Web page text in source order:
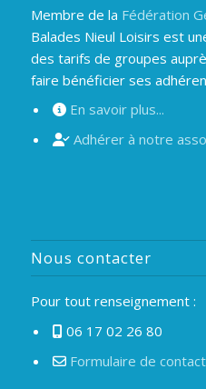
Membre de la Fédération
Balades Nieul Loisirs est
des tarifs de groupes
faire bénéficier ses
En savoir plus...
Adhérer à notre
Nous contacter
Pour tout renseignement :
06 17 02 26 80
Formulaire de contact